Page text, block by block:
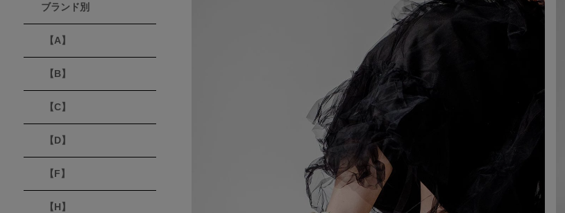
ブランド別
【A】
【B】
【C】
【D】
【F】
【H】